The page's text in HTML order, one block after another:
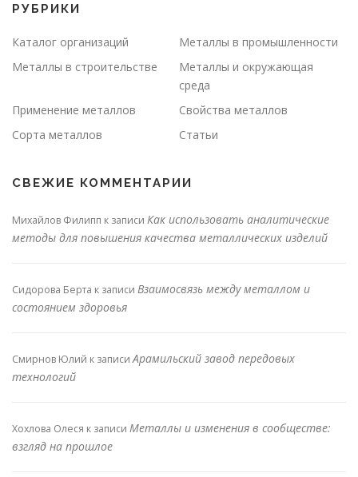
РУБРИКИ
Каталог организаций
Металлы в промышленности
Металлы в строительстве
Металлы и окружающая
среда
Применение металлов
Свойства металлов
Сорта металлов
Статьи
СВЕЖИЕ КОММЕНТАРИИ
Михайлов Филипп к записи Как использовать аналитические
методы для повышения качества металлических изделий
Сидорова Берта к записи Взаимосвязь между металлом и
состоянием здоровья
Смирнов Юлий к записиАрамильский завод передовых
технологий
Хохлова Олеся к записи Металлы и изменения в сообществе:
взгляд на прошлое